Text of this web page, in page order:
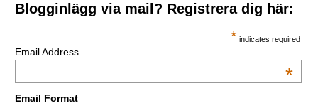
Blogginlägg via mail? Registrera dig här:
* indicates required
Email Address
*
Email Format